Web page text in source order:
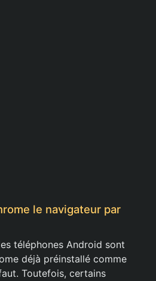
le navigateur par
téléphones Android sont
déjà préinstallé comme
Toutefois, certains